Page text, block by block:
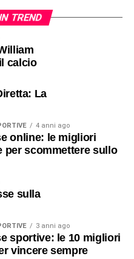
TREND
calcio
La
4 anni ago
online: le migliori
per scommettere sullo
sulla
3 anni ago
sportive: le 10 migliori
vincere sempre